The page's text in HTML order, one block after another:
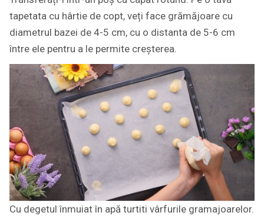
tapetata cu hârtie de copt, veți face grămăjoare cu
diametrul bazei de 4-5 cm, cu o distanta de 5-6 cm
între ele pentru a le permite creșterea.
Cu degetul înmuiat în apă turtiti vârfurile gramajoarelor.